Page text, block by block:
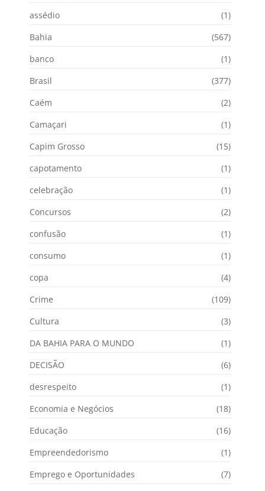
assédio
(1)
Bahia
(567)
banco
(1)
Brasil
(377)
Caém
(2)
Camaçari
(1)
Capim Grosso
(15)
capotamento
(1)
celebração
(1)
Concursos
(2)
confusão
(1)
consumo
(1)
copa
(4)
Crime
(109)
Cultura
(3)
DA BAHIA PARA O MUNDO
(1)
DECISÃO
(6)
desrespeito
(1)
Economia e Negócios
(18)
Educação
(16)
Empreendedorismo
(1)
Emprego e Oportunidades
(7)